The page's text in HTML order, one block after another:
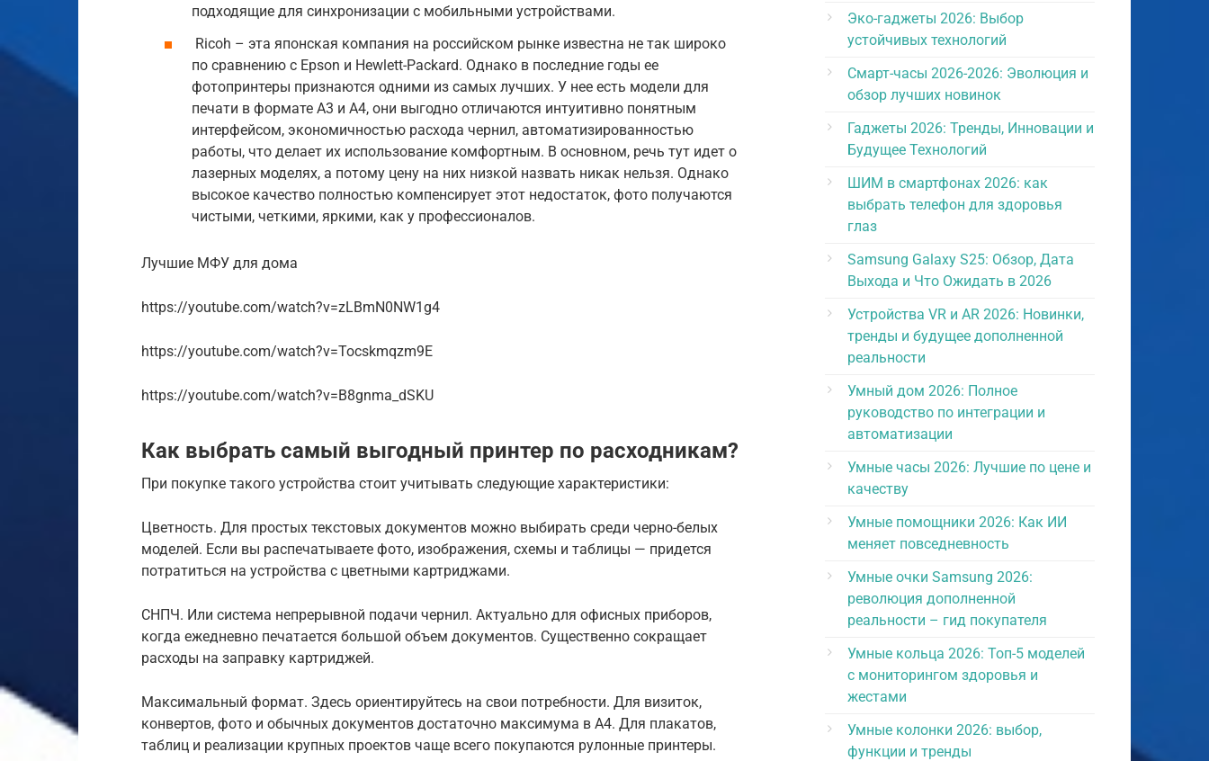
подходящие для синхронизации с мобильными устройствами.
Ricoh – эта японская компания на российском рынке известна не так широко
по сравнению с Epson и Hewlett-Packard. Однако в последние годы ее
фотопринтеры признаются одними из самых лучших. У нее есть модели для
печати в формате A3 и А4, они выгодно отличаются интуитивно понятным
интерфейсом, экономичностью расхода чернил, автоматизированностью
работы, что делает их использование комфортным. В основном, речь тут идет о
лазерных моделях, а потому цену на них низкой назвать никак нельзя. Однако
высокое качество полностью компенсирует этот недостаток, фото получаются
чистыми, четкими, яркими, как у профессионалов.
Лучшие МФУ для дома
https://youtube.com/watch?v=zLBmN0NW1g4
https://youtube.com/watch?v=Tocskmqzm9E
https://youtube.com/watch?v=B8gnma_dSKU
Как выбрать самый выгодный принтер по расходникам?
При покупке такого устройства стоит учитывать следующие характеристики:
Цветность. Для простых текстовых документов можно выбирать среди черно-белых
моделей. Если вы распечатываете фото, изображения, схемы и таблицы — придется
потратиться на устройства с цветными картриджами.
СНПЧ. Или система непрерывной подачи чернил. Актуально для офисных приборов,
когда ежедневно печатается большой объем документов. Существенно сокращает
расходы на заправку картриджей.
Максимальный формат. Здесь ориентируйтесь на свои потребности. Для визиток,
конвертов, фото и обычных документов достаточно максимума в А4. Для плакатов,
таблиц и реализации крупных проектов чаще всего покупаются рулонные принтеры.
Эко-гаджеты 2026: Выбор
устойчивых технологий
Смарт-часы 2026-2026: Эволюция и
обзор лучших новинок
Гаджеты 2026: Тренды, Инновации и
Будущее Технологий
ШИМ в смартфонах 2026: как
выбрать телефон для здоровья
глаз
Samsung Galaxy S25: Обзор, Дата
Выхода и Что Ожидать в 2026
Устройства VR и AR 2026: Новинки,
тренды и будущее дополненной
реальности
Умный дом 2026: Полное
руководство по интеграции и
автоматизации
Умные часы 2026: Лучшие по цене и
качеству
Умные помощники 2026: Как ИИ
меняет повседневность
Умные очки Samsung 2026:
революция дополненной
реальности – гид покупателя
Умные кольца 2026: Топ-5 моделей
с мониторингом здоровья и
жестами
Умные колонки 2026: выбор,
функции и тренды